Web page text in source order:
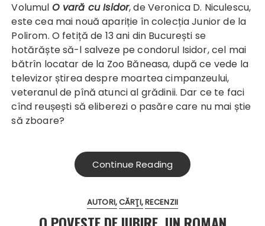
Volumul O vară cu Isidor, de Veronica D. Niculescu,
este cea mai nouă apariție în colecția Junior de la
Polirom. O fetiță de 13 ani din București se
hotărăște să-l salveze pe condorul Isidor, cel mai
bătrîn locatar de la Zoo Băneasa, după ce vede la
televizor știrea despre moartea cimpanzeului,
veteranul de pînă atunci al grădinii. Dar ce te faci
cînd reușești să eliberezi o pasăre care nu mai știe
să zboare?
Continue Reading
AUTORI CĂRŢI RECENZII